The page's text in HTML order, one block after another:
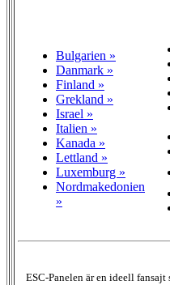
Bulgarien »
Danmark »
Finland »
Grekland »
Israel »
Italien »
Kanada »
Lettland »
Luxemburg »
Nordmakedonien
»
ESC-Panelen är en ideell